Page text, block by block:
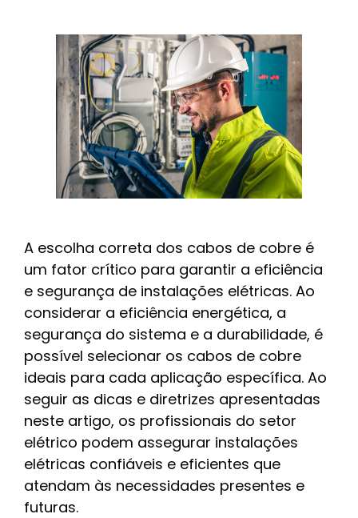
A escolha correta dos cabos de cobre é
um fator crítico para garantir a eficiência
e segurança de instalações elétricas. Ao
considerar a eficiência energética, a
segurança do sistema e a durabilidade, é
possível selecionar os cabos de cobre
ideais para cada aplicação específica. Ao
seguir as dicas e diretrizes apresentadas
neste artigo, os profissionais do setor
elétrico podem assegurar instalações
elétricas confiáveis e eficientes que
atendam às necessidades presentes e
futuras.